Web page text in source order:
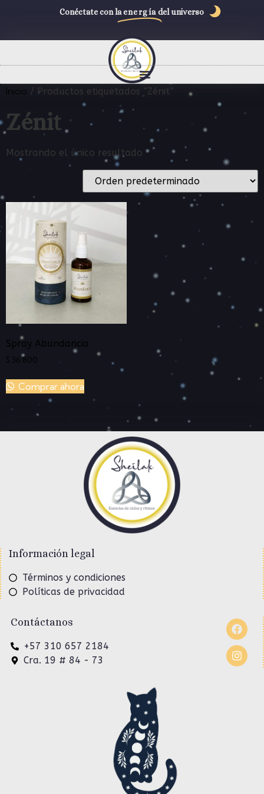
Conéctate con la energía del universo
Inicio / Productos etiquetados “Zénit”
Zénit
Mostrando el único resultado
Spray Abundancia
$ 36.800
Comprar ahora
Información legal
Términos y condiciones
Políticas de privacidad
Contáctanos
+57 310 657 2184
Cra. 19 # 84 - 73